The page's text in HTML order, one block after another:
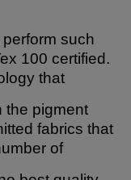
such
100 certified.
that
the pigment
fabrics that
of